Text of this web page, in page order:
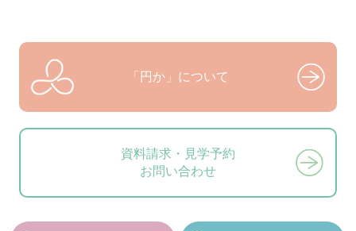
「円か」について
資料請求・見学予約
お問い合わせ